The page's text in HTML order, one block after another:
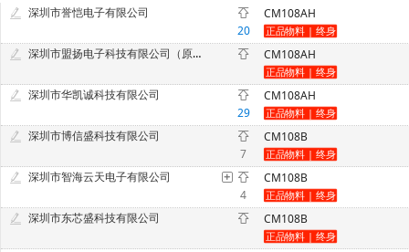
深圳市誉恺电子有限公司
20
CM108AH
深圳市盟扬电子科技有限公司（原深圳市福田区力拓基业电子商行） CM108AH
深圳市华凯诚科技有限公司
29
CM108AH
深圳市博信盛科技有限公司
7
CM108B
深圳市智海云天电子有限公司
4
CM108B
深圳市东芯盛科技有限公司 CM108B